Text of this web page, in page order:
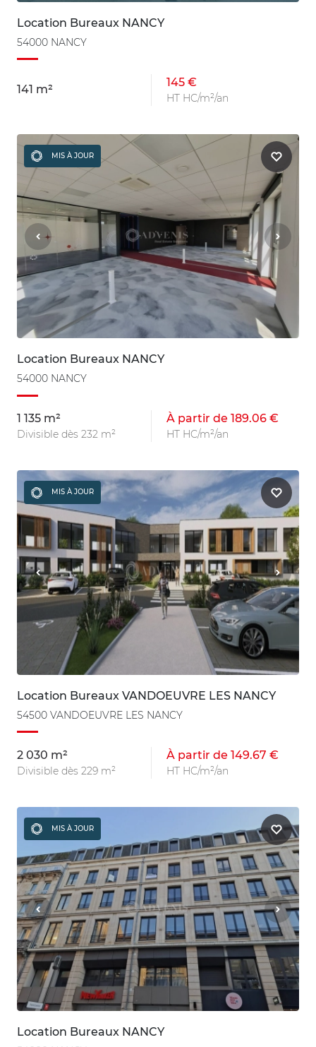
Location Bureaux NANCY
54000 NANCY
141 m²
145 €
HT HC/m²/an
MIS À JOUR
Location Bureaux NANCY
54000 NANCY
1 135 m²
Divisible dès 232 m²
À partir de 189.06 €
HT HC/m²/an
MIS À JOUR
Location Bureaux VANDOEUVRE LES NANCY
54500 VANDOEUVRE LES NANCY
2 030 m²
Divisible dès 229 m²
À partir de 149.67 €
HT HC/m²/an
MIS À JOUR
Location Bureaux NANCY